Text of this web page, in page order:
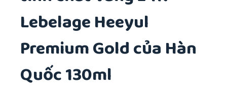
Lebelage Heeyul
Premium Gold của Hàn
Quốc 130ml